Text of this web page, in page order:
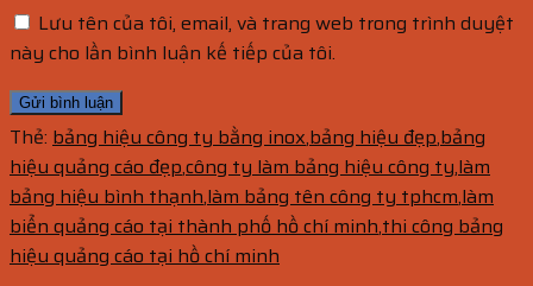
Lưu tên của tôi, email, và trang web trong trình duyệt
này cho lần bình luận kế tiếp của tôi.
Thẻ: bảng hiệu công ty bằng inox,bảng hiệu đẹp,bảng
hiệu quảng cáo đẹp,công ty làm bảng hiệu công ty,làm
bảng hiệu bình thạnh,làm bảng tên công ty tphcm,làm
biển quảng cáo tại thành phố hồ chí minh,thi công bảng
hiệu quảng cáo tại hồ chí minh